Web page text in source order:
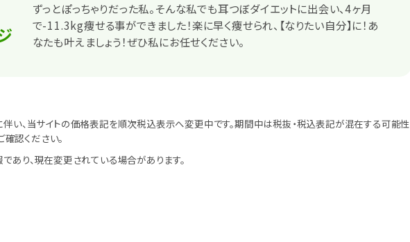
ずっとぽっちゃりだった私。そんな私でも耳つぼダイエットに出会い、4ヶ月
で-11.3kg痩せる事ができました！楽に早く痩せられ、【なりたい自分】に！あ
なたも叶えましょう！ぜひ私にお任せください。
、当サイトの価格表記を順次税込表示へ変更中です。期間中は税抜・税込表記が混在する可能性
認ください。
り、現在変更されている場合があります。